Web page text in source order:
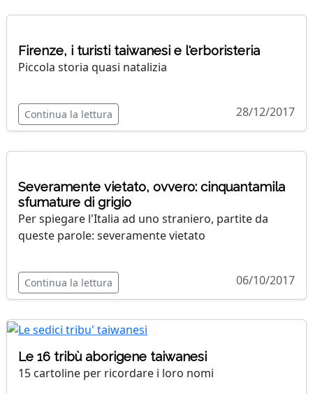
Firenze, i turisti taiwanesi e l'erboristeria
Piccola storia quasi natalizia
Continua la lettura 28/12/2017
Severamente vietato, ovvero: cinquantamila
sfumature di grigio
Per spiegare l'Italia ad uno straniero, partite da
queste parole: severamente vietato
Continua la lettura 06/10/2017
Le 16 tribù aborigene taiwanesi
15 cartoline per ricordare i loro nomi